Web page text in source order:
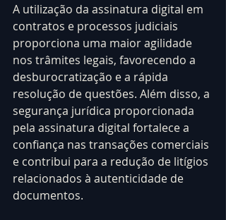
A utilização da assinatura digital em
contratos e processos judiciais
proporciona uma maior agilidade
nos trâmites legais, favorecendo a
desburocratização e a rápida
resolução de questões. Além disso, a
segurança jurídica proporcionada
pela assinatura digital fortalece a
confiança nas transações comerciais
e contribui para a redução de litígios
relacionados à autenticidade de
documentos.